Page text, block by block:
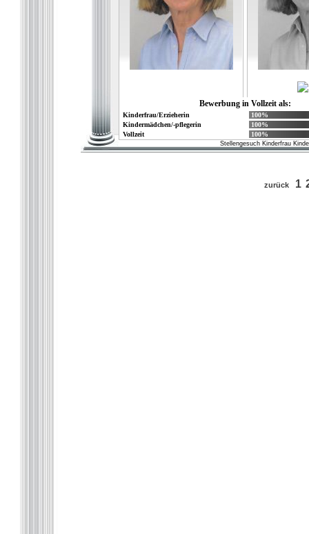
Bewerbung in Vollzeit als:
Kinderfrau/Erzieherin
100%
Kindermädchen/-pflegerin
100%
Vollzeit
100%
Stellengesuch Kinderfrau
zurück 1